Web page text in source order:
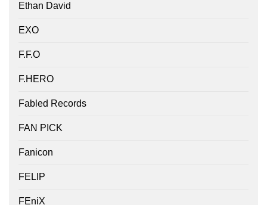
Ethan David
EXO
F.F.O
F.HERO
Fabled Records
FAN PICK
Fanicon
FELIP
FEniX